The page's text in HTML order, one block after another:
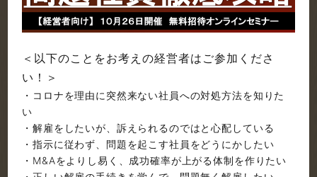
＜以下のことをお考えの経営者はご参加くださ
い！＞
・コロナを理由に突然来ない社員への対処方法を知りた
い
・解雇をしたいが、訴えられるのではと心配している
・指示に従わず、問題を起こす社員をどうにかしたい
・M&Aをよりし易く、成功確率が上がる体制を作りたい